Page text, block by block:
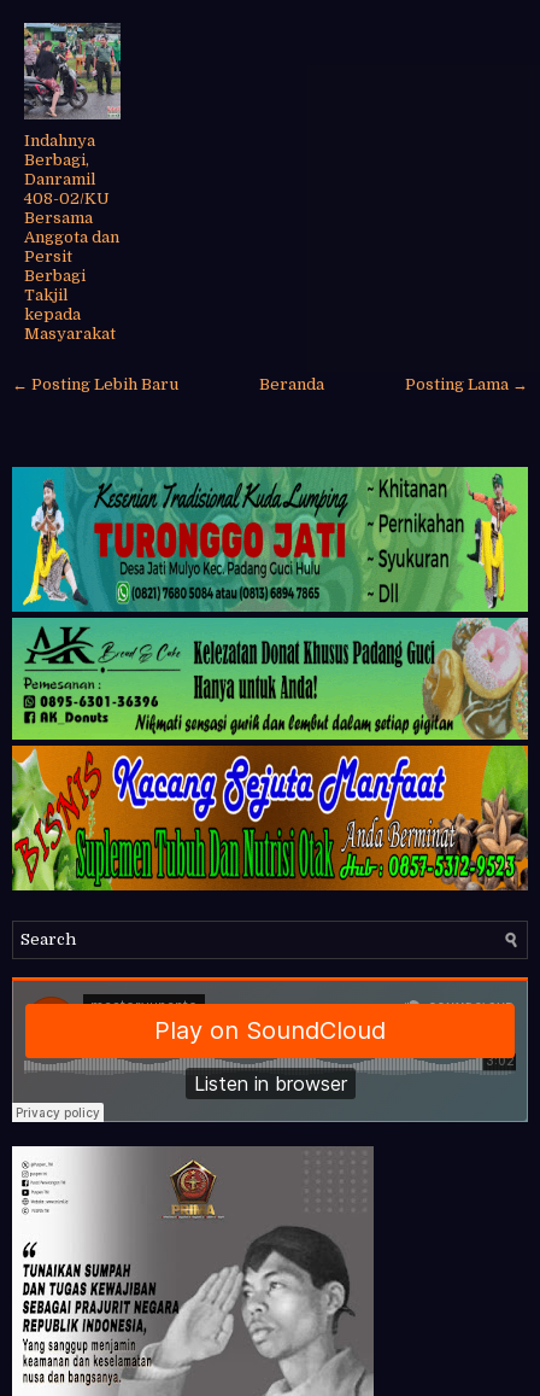
Indahnya
Berbagi,
Danramil
408-02/KU
Bersama
Anggota dan
Persit
Berbagi
Takjil
kepada
Masyarakat
← Posting Lebih Baru Posting Lama →
Beranda